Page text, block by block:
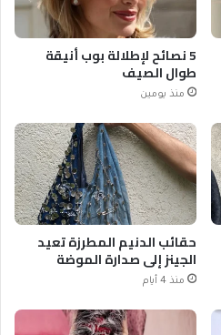
5 نصائح لإطلالة بوب أنيقة
طوال الصيف
منذ يومين
حقائب الدنيم المطرزة تعيد
الجينز إلى صدارة الموضة
منذ 4 أيام